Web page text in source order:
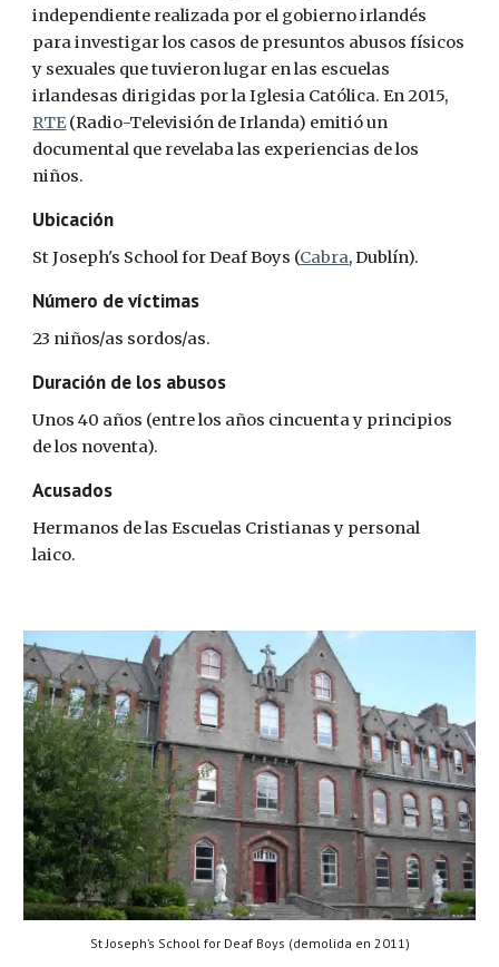
independiente realizada por el gobierno irlandés
para investigar los casos de presuntos abusos físicos
y sexuales que tuvieron lugar en las escuelas
RTE (Radio-Televisión de Irlanda) emitió un
documental que revelaba las experiencias de los
niños.
Ubicación
St Joseph's School for Deaf Boys (Cabra, Dublín).
Número de víctimas
23 niños/as sordos/as.
Duración de los abusos
Unos 40 años (entre los años cincuenta y principios
de los noventa).
Acusados
Hermanos de las Escuelas Cristianas y personal
laico.
St Joseph’s School for Deaf Boys (demolida en 2011)